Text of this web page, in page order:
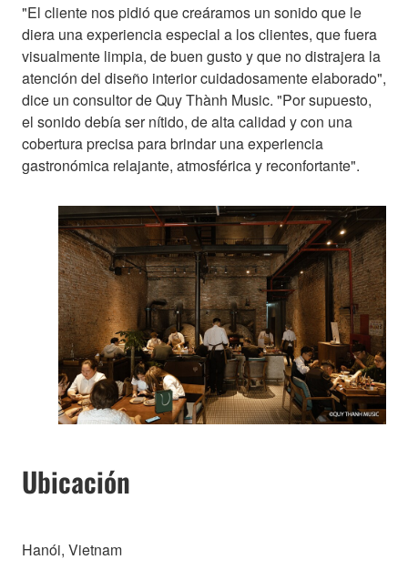
"El cliente nos pidió que creáramos un sonido que le
diera una experiencia especial a los clientes, que fuera
visualmente limpia, de buen gusto y que no distrajera la
atención del diseño interior cuidadosamente elaborado",
dice un consultor de Quy Thành Music. "Por supuesto,
el sonido debía ser nítido, de alta calidad y con una
cobertura precisa para brindar una experiencia
gastronómica relajante, atmosférica y reconfortante".
Ubicación
Hanói, Vietnam